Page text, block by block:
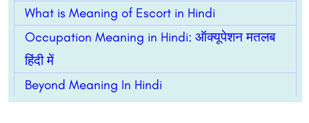
What is Meaning of Escort in Hindi
Occupation Meaning in Hindi: ऑक्यूपेशन मतलब
हिंदी में
Beyond Meaning In Hindi